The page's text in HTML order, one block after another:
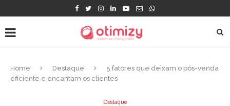
Home Destaque
5 fatores que deixam o pós-venda
eficiente e encantam os clientes
Destaque